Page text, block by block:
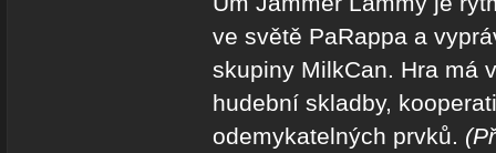
ve světě PaRappa a
skupiny MilkCan. Hra má
hudební skladby,
odemykatelných prvků.